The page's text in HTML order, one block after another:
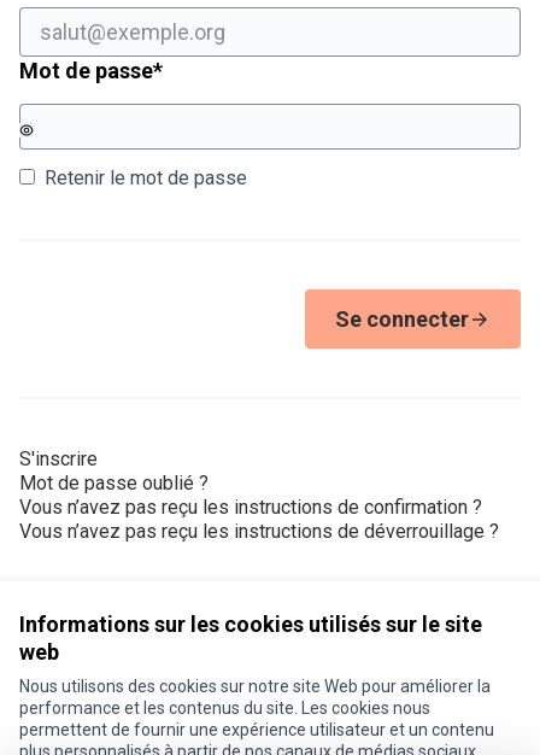
Informations sur les cookies utilisés sur le site
web
Nous utilisons des cookies sur notre site Web pour améliorer la
performance et les contenus du site. Les cookies nous
permettent de fournir une expérience utilisateur et un contenu
Mot de passe*Champ obligatoire
Retenir le mot de passe
Se connecter
S'inscrire
Mot de passe oublié ?
Vous n’avez pas reçu les instructions de confirmation ?
Vous n’avez pas reçu les instructions de déverrouillage ?
Conditions d'utilisation
Paramètres des cookies
Je participe ! sur X
Je participe ! sur Facebook
Je participe ! sur Instagram